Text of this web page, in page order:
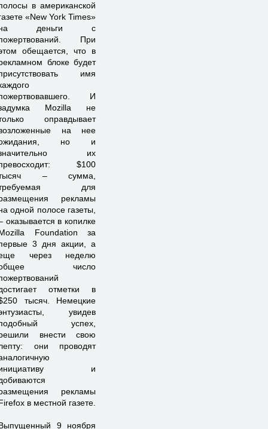
в американской
«New York Times»
деньги с
При
обещается, что в
блоке будет
имя
И
Mozilla не
оправдывает
на нее
но и
их
$100
– сумма,
для
рекламы
одной полосе газеты,
оказывается в копилке
Foundation за
3 дня акции, а
через неделю
число
отметки в
тысяч. Немецкие
увидев
успех,
внести свою
они проводят
и
рекламы
в местной газете.
9 ноября